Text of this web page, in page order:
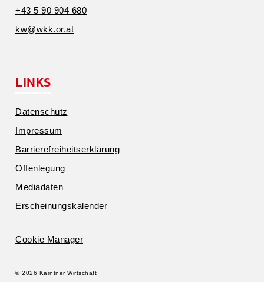
+43 5 90 904 680
kw@​wkk.​or.​at
LINKS
Daten­schutz
Impressum
Barrie­re­frei­heits­er­klärung
Offen­legung
Media­daten
Erschei­nungs­ka­lender
Cookie Manager
© 2026 Kärntner Wirtschaft